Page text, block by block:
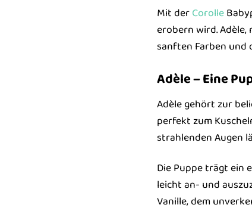
Mit derCorolle
erobern wird.
sanften Farben und
Adèle – Eine
Adèle gehört zur
perfekt zum
strahlenden Augen
Die Puppe trägt ein
leicht an- und
Vanille, dem